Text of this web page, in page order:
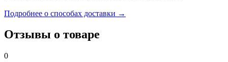
Подробнее о способах доставки →
Отзывы о товаре
0